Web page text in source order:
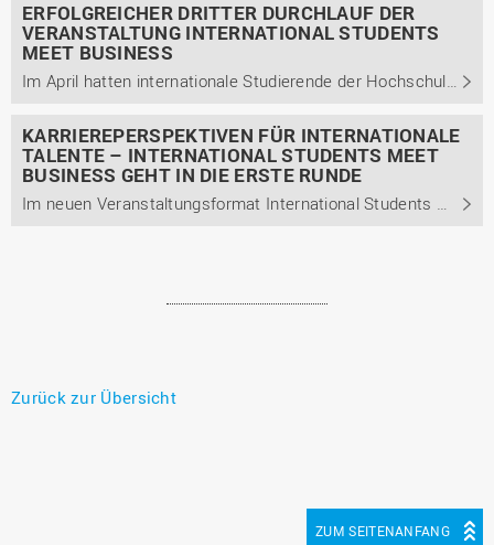
ERFOLGREICHER DRITTER DURCHLAUF DER
VERANSTALTUNG INTERNATIONAL STUDENTS
MEET BUSINESS
Im April hatten internationale Studierende der Hochschule Osnabrück erneut die Chance, durch das Veranstaltungsformat International Students meet Business mit Unternehmen aus der Region ins Gespräch zu kommen.
KARRIEREPERSPEKTIVEN FÜR INTERNATIONALE
TALENTE – INTERNATIONAL STUDENTS MEET
BUSINESS GEHT IN DIE ERSTE RUNDE
Im neuen Veranstaltungsformat International Students meet Business trafen internationale Studierende der Hochschule Osnabrück auf Unternehmen aus der Region und informierten sich über den Berufseinstieg in Deutschland.
Zurück zur Übersicht
ZUM SEITENANFANG